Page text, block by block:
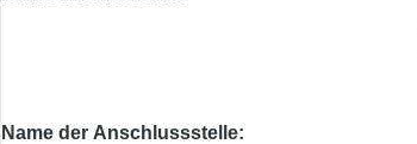
Name der Anschlussstelle